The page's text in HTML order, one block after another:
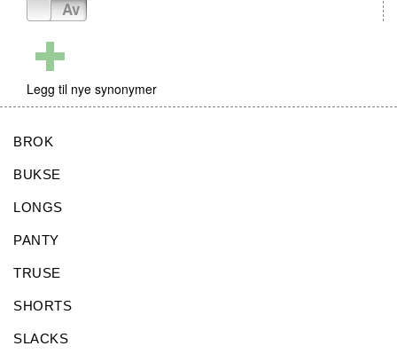
Av
Legg til nye synonymer
BROK
BUKSE
LONGS
PANTY
TRUSE
SHORTS
SLACKS